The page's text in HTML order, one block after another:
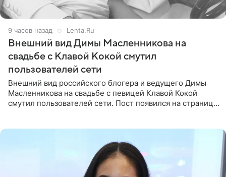
9 часов назад Lenta.Ru
Внешний вид Димы Масленникова на
свадьбе с Клавой Кокой смутил
пользователей сети
Внешний вид российского блогера и ведущего Димы
Масленникова на свадьбе с певицей Клавой Кокой
смутил пользователей сети. Пост появился на странице